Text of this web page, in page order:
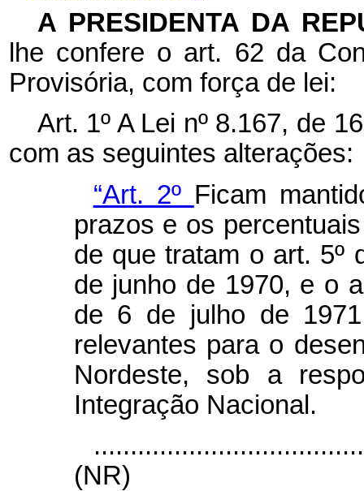
A PRESIDENTA DA
lhe confere o art. 62 da
Provisória, com força de lei:
Art. 1º A Lei nº 8.167, de
com as seguintes alterações:
“Art. 2º Ficam
prazos e os
de que tratam o art. 5º
de junho de 1970, e o
de 6 de julho de
relevantes para o
Nordeste, sob a
Integração Nacional.
(NR)